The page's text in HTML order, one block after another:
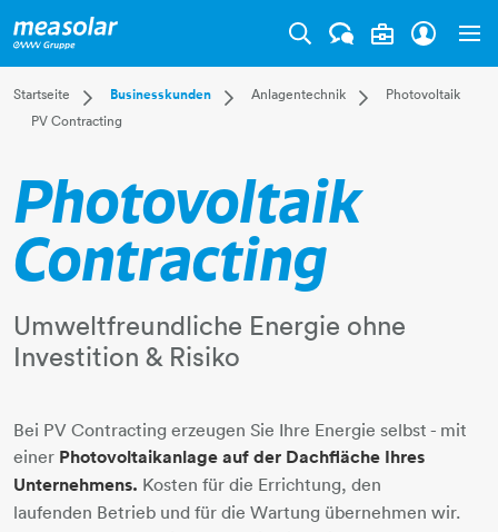
Startseite
Dropdown Startseite
Privatkunden
Businesskunden
Dropdown Businesskunden
ITandTEL
Anlagentechnik
Dropdown
Verteilerbau
Installations- und
Photovoltaik
PV Contracting
Photovoltaik
Contracting
Umweltfreundliche Energie ohne
Investition & Risiko
​​​​​​​​​​​​​​Bei PV Contracting erzeugen Sie Ihre Energie selbst - mit
einer Photovoltaikanlage auf der Dachfläche Ihres
Unternehmens. Kosten für die Errichtung, den
laufenden Betrieb und für die Wartung übernehmen wir.